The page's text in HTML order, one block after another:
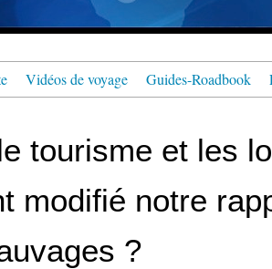
Vidéos de voyage Guides-Roadbook
tourisme et les
modifié notre
?